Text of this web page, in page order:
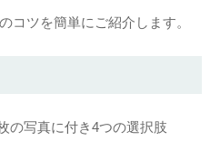
コツを簡単にご紹介します。
写真に付き4つの選択肢